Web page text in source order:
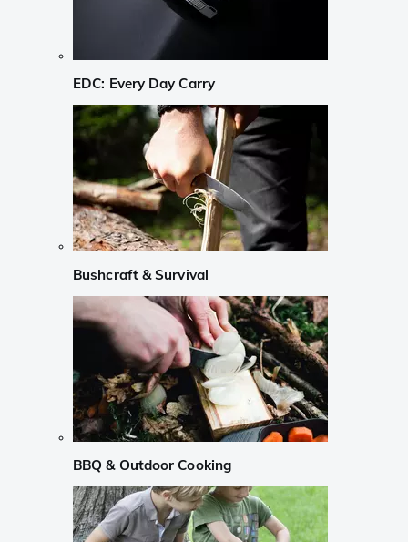
EDC: Every Day Carry
Bushcraft & Survival
BBQ & Outdoor Cooking